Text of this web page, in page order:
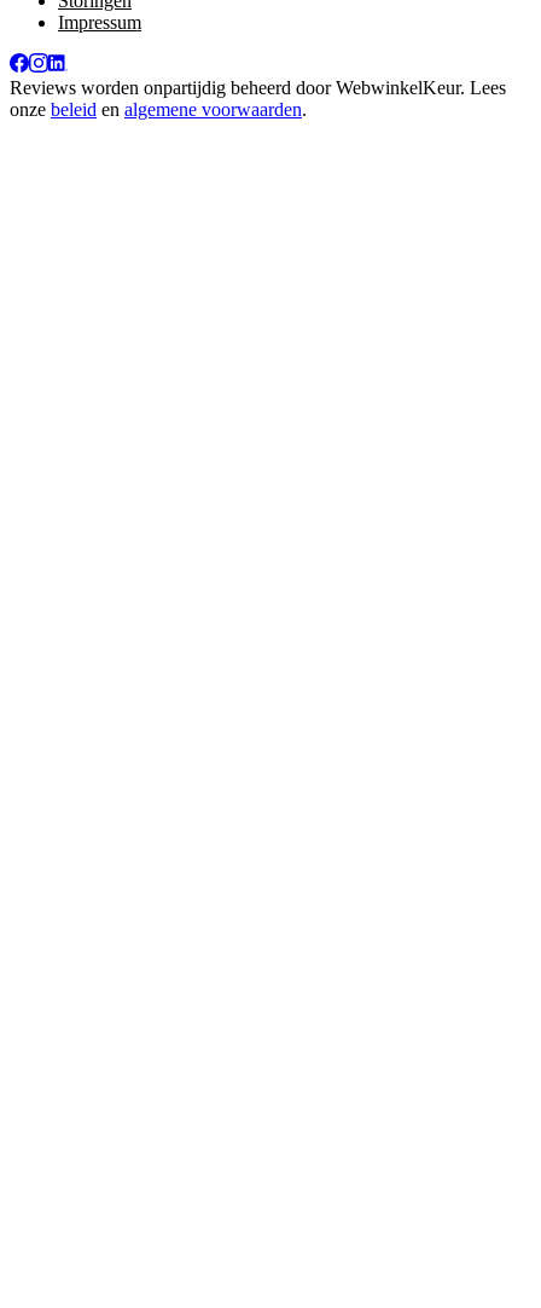
Impressum
Reviews worden onpartijdig beheerd doorWebwinkelKeur. Lees
onze beleid en algemene voorwaarden.